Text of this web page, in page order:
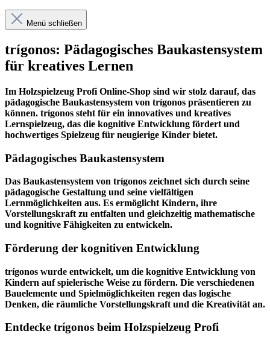
Menü schließen
trígonos: Pädagogisches Baukastensystem
für kreatives Lernen
Im Holzspielzeug Profi Online-Shop sind wir stolz darauf, das
pädagogische Baukastensystem von trígonos präsentieren zu
können. trígonos steht für ein innovatives und kreatives
Lernspielzeug, das die kognitive Entwicklung fördert und
hochwertiges Spielzeug für neugierige Kinder bietet.
Pädagogisches Baukastensystem
Das Baukastensystem von trígonos zeichnet sich durch seine
pädagogische Gestaltung und seine vielfältigen
Lernmöglichkeiten aus. Es ermöglicht Kindern, ihre
Vorstellungskraft zu entfalten und gleichzeitig mathematische
und kognitive Fähigkeiten zu entwickeln.
Förderung der kognitiven Entwicklung
trígonos wurde entwickelt, um die kognitive Entwicklung von
Kindern auf spielerische Weise zu fördern. Die verschiedenen
Bauelemente und Spielmöglichkeiten regen das logische
Denken, die räumliche Vorstellungskraft und die Kreativität an.
Entdecke trígonos beim Holzspielzeug Profi